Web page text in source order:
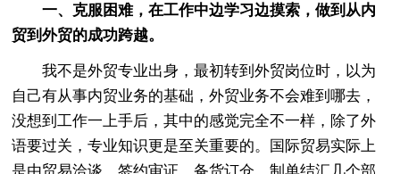
一、克服困难，在工作中边学习边摸索，做到从内
贸到外贸的成功跨越。
我不是外贸专业出身，最初转到外贸岗位时，以为
自己有从事内贸业务的基础，外贸业务不会难到哪去，
没想到工作一上手后，其中的感觉完全不一样，除了外
语要过关，专业知识更是至关重要的。国际贸易实际上